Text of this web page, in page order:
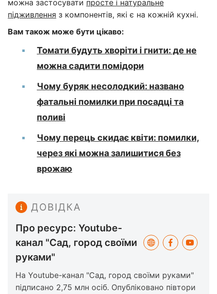
можна застосувати просте і натуральне
підживлення з компонентів, які є на кожній кухні.
Вам також може бути цікаво:
Томати будуть хворіти і гнити: де не
можна садити помідори
Чому буряк несолодкий: названо
фатальні помилки при посадці та
поливі
Чому перець скидає квіти: помилки,
через які можна залишитися без
врожаю
ДОВІДКА
Про ресурс: Youtube-
канал "Сад, город своїми
руками"
На Youtube-канал "Сад, город своїми руками"
підписано 2,75 млн осіб. Опубліковано півтори